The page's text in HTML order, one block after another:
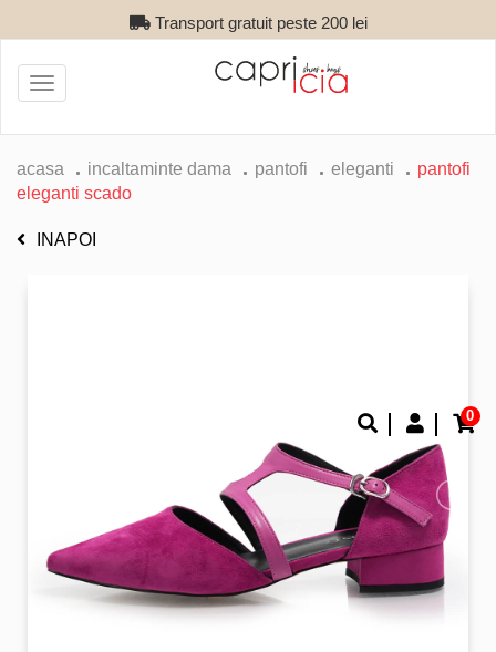
Transport gratuit peste 200 lei
0
Toggle
navigation
acasa incaltaminte dama pantofi eleganti
pantofi
eleganti scado
INAPOI